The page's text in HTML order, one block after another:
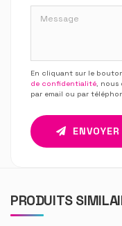
En cliquant sur le
de confidentialité, nous
par email ou par
ENVOYER
PRODUITS